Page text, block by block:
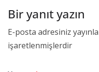
Bir yanıt yazın
E-posta adresiniz
işaretlenmişlerdir